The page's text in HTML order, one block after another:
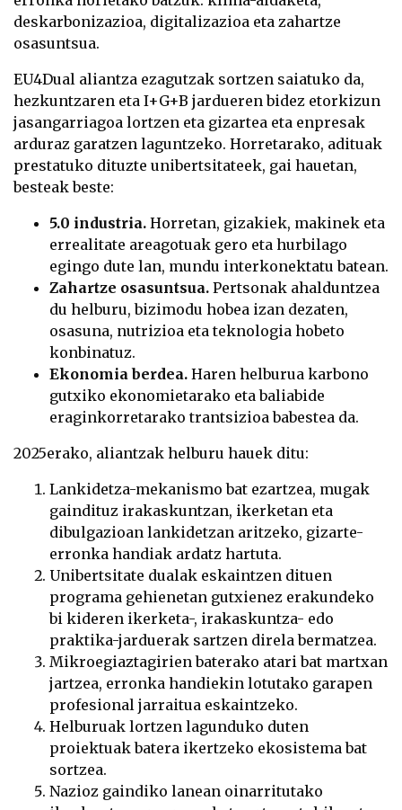
deskarbonizazioa, digitalizazioa eta zahartze
osasuntsua.
EU4Dual aliantza ezagutzak sortzen saiatuko da,
hezkuntzaren eta I+G+B jardueren bidez etorkizun
jasangarriagoa lortzen eta gizartea eta enpresak
arduraz garatzen laguntzeko. Horretarako, adituak
prestatuko dituzte unibertsitateek, gai hauetan,
besteak beste:
5.0 industria. Horretan, gizakiek, makinek eta
errealitate areagotuak gero eta hurbilago
egingo dute lan, mundu interkonektatu batean.
Zahartze osasuntsua. Pertsonak ahalduntzea
du helburu, bizimodu hobea izan dezaten,
osasuna, nutrizioa eta teknologia hobeto
konbinatuz.
Ekonomia berdea. Haren helburua karbono
gutxiko ekonomietarako eta baliabide
eraginkorretarako trantsizioa babestea da.
2025erako, aliantzak helburu hauek ditu:
Lankidetza-mekanismo bat ezartzea, mugak
gaindituz irakaskuntzan, ikerketan eta
dibulgazioan lankidetzan aritzeko, gizarte-
erronka handiak ardatz hartuta.
Unibertsitate dualak eskaintzen dituen
programa gehienetan gutxienez erakundeko
bi kideren ikerketa-, irakaskuntza- edo
praktika-jarduerak sartzen direla bermatzea.
Mikroegiaztagirien baterako atari bat martxan
jartzea, erronka handiekin lotutako garapen
profesional jarraitua eskaintzeko.
Helburuak lortzen lagunduko duten
proiektuak batera ikertzeko ekosistema bat
sortzea.
Nazioz gaindiko lanean oinarritutako